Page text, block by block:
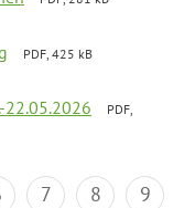
PDF, 425 kB
22.05.2026
PDF,
7 8
9